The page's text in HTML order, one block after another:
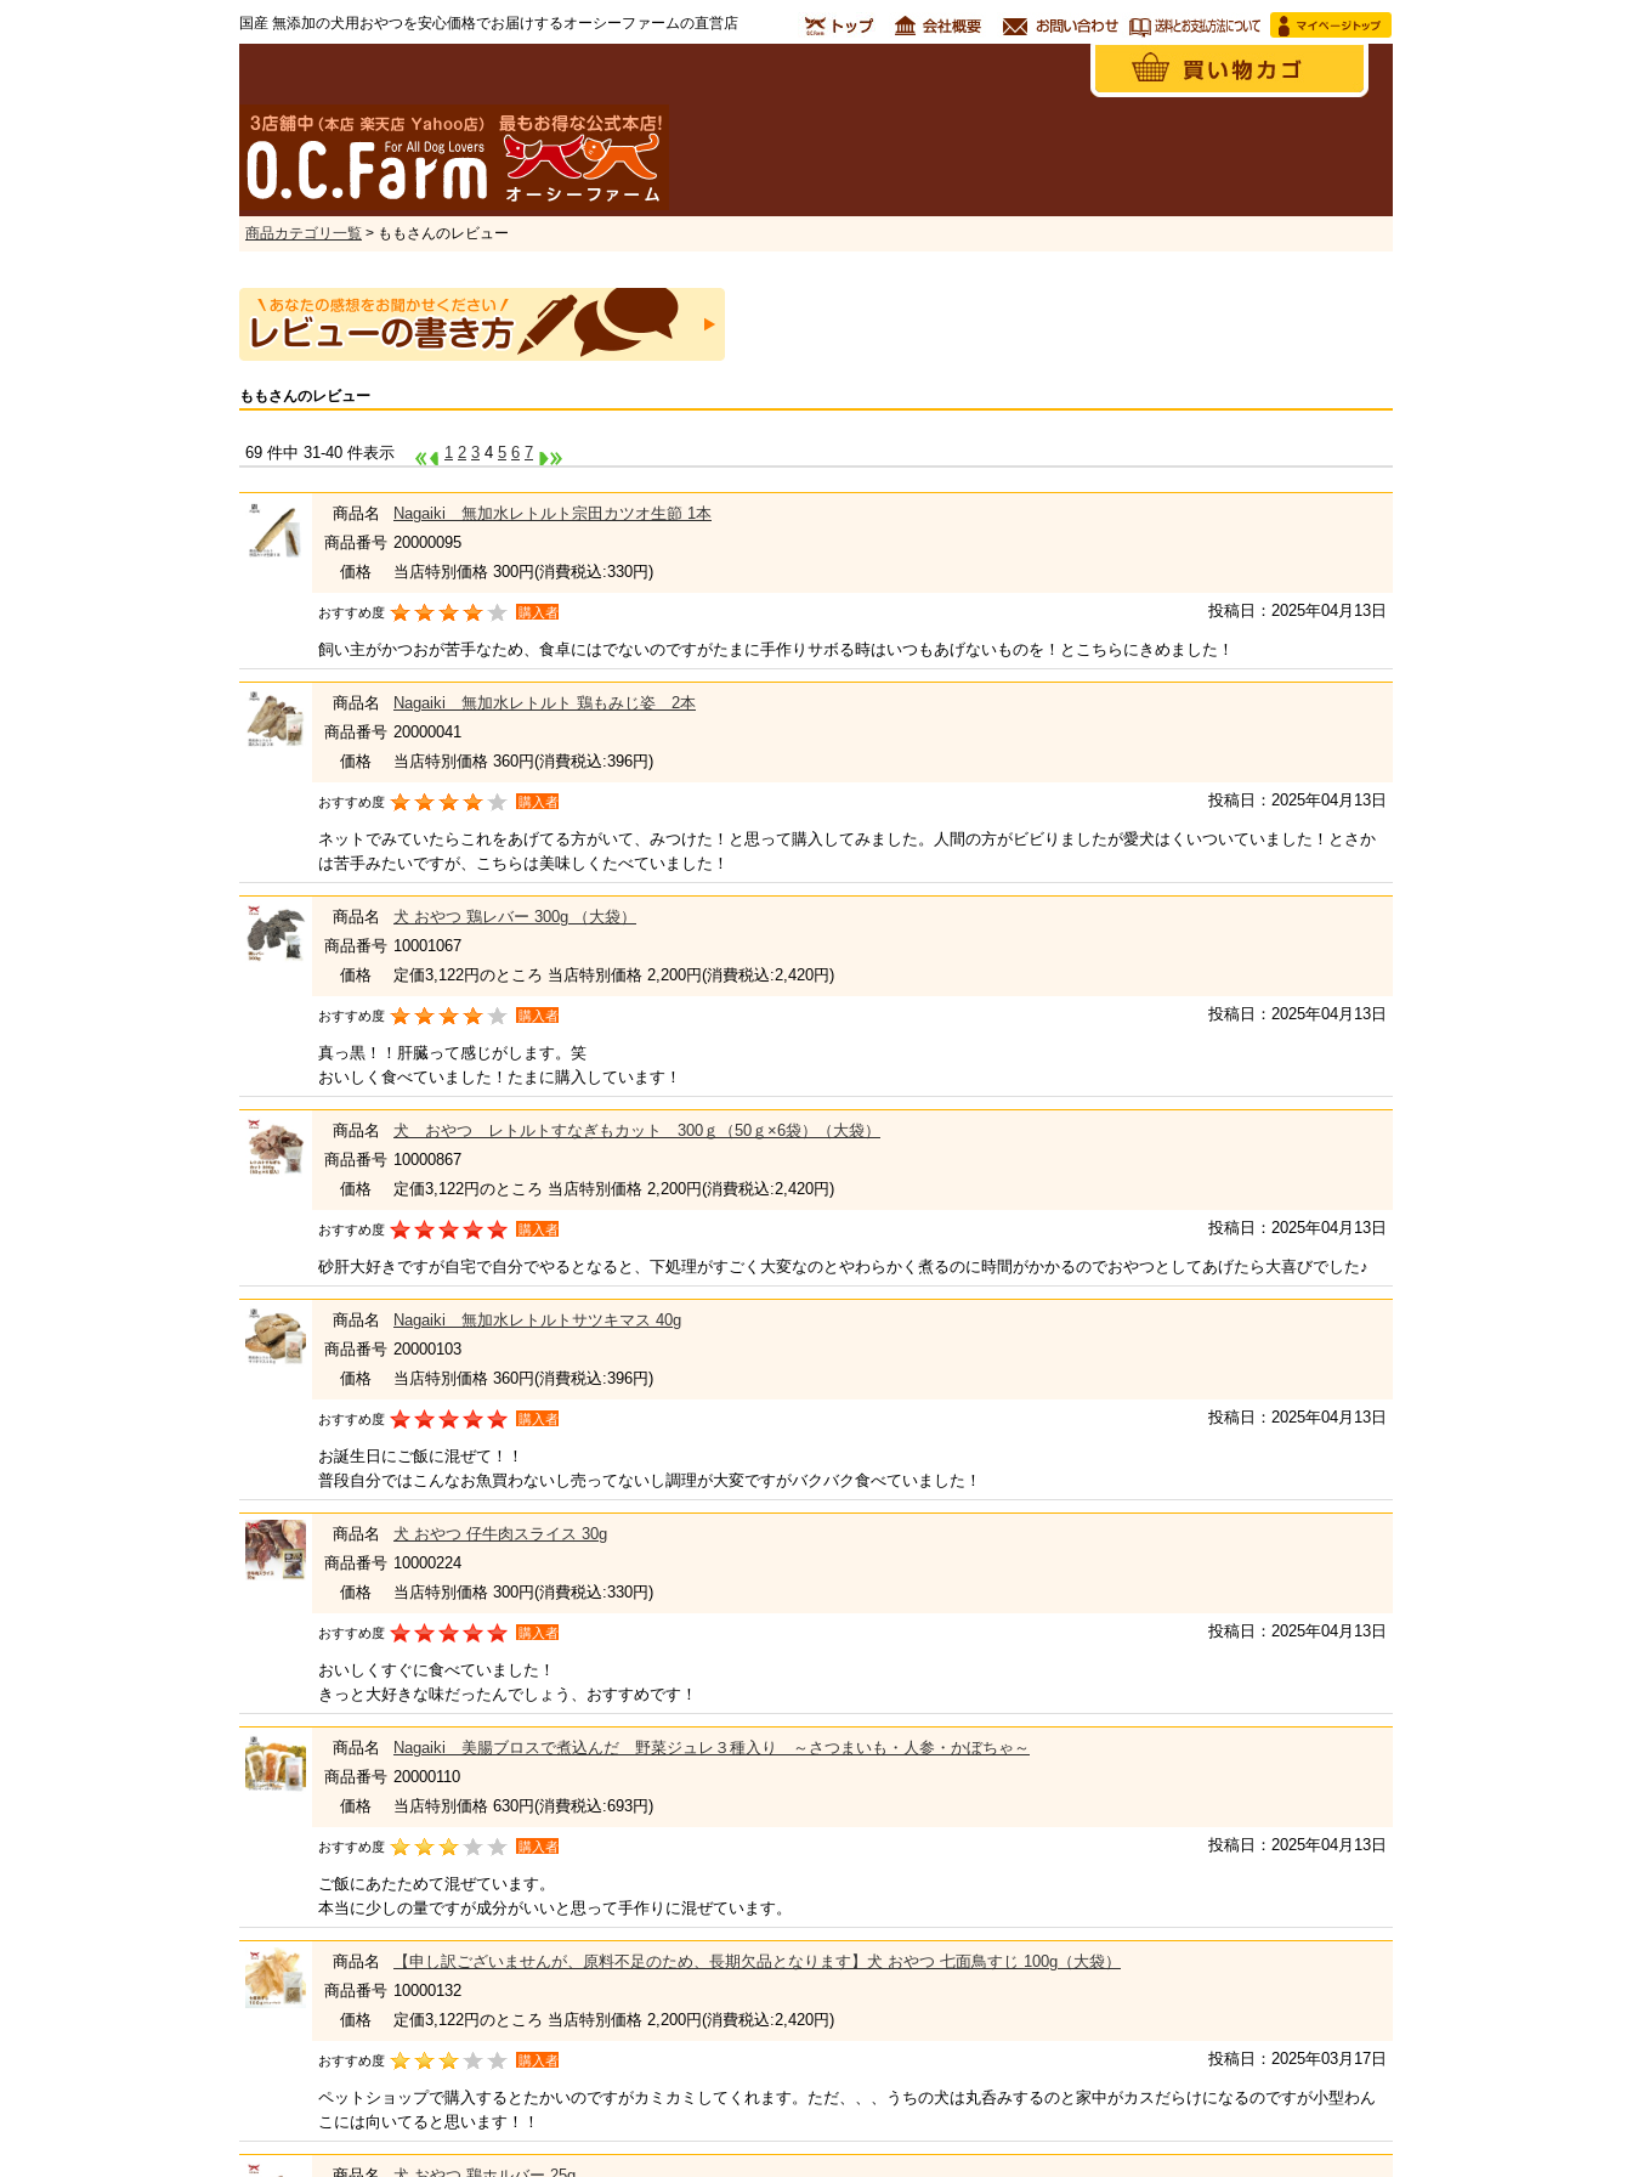
国産 無添加の犬用おやつを安心価格でお届けするオーシーファームの直営店
商品カテゴリ一覧 > ももさんのレビュー
ももさんのレビュー
69 件中 31-40 件表示 1 2 3 4 5 6 7
商品名
Nagaiki 無加水レトルト宗田カツオ生節 1本
商品番号 20000095
価格
当店特別価格 300円(消費税込:330円)
投稿日：2025年04月13日
おすすめ度 購入者
飼い主がかつおが苦手なため、食卓にはでないのですがたまに手作りサボる時はいつもあげないものを！とこちらにきめました！
商品名
Nagaiki 無加水レトルト 鶏もみじ姿 2本
商品番号 20000041
価格
当店特別価格 360円(消費税込:396円)
投稿日：2025年04月13日
おすすめ度 購入者
ネットでみていたらこれをあげてる方がいて、みつけた！と思って購入してみました。人間の方がビビりましたが愛犬はくいついていました！とさか
は苦手みたいですが、こちらは美味しくたべていました！
商品名
犬 おやつ 鶏レバー 300g （大袋）
商品番号 10001067
価格
定価3,122円のところ 当店特別価格 2,200円(消費税込:2,420円)
投稿日：2025年04月13日
おすすめ度 購入者
真っ黒！！肝臓って感じがします。笑
おいしく食べていました！たまに購入しています！
商品名
犬 おやつ レトルトすなぎもカット 300ｇ（50ｇ×6袋）（大袋）
商品番号 10000867
価格
定価3,122円のところ 当店特別価格 2,200円(消費税込:2,420円)
投稿日：2025年04月13日
おすすめ度 購入者
砂肝大好きですが自宅で自分でやるとなると、下処理がすごく大変なのとやわらかく煮るのに時間がかかるのでおやつとしてあげたら大喜びでした♪
商品名
Nagaiki 無加水レトルトサツキマス 40g
商品番号 20000103
価格
当店特別価格 360円(消費税込:396円)
投稿日：2025年04月13日
おすすめ度 購入者
お誕生日にご飯に混ぜて！！
普段自分ではこんなお魚買わないし売ってないし調理が大変ですがバクバク食べていました！
商品名
犬 おやつ 仔牛肉スライス 30g
商品番号 10000224
価格
当店特別価格 300円(消費税込:330円)
投稿日：2025年04月13日
おすすめ度 購入者
おいしくすぐに食べていました！
きっと大好きな味だったんでしょう、おすすめです！
商品名
Nagaiki 美腸ブロスで煮込んだ 野菜ジュレ３種入り ～さつまいも・人参・かぼちゃ～
商品番号 20000110
価格
当店特別価格 630円(消費税込:693円)
投稿日：2025年04月13日
おすすめ度 購入者
ご飯にあたためて混ぜています。
本当に少しの量ですが成分がいいと思って手作りに混ぜています。
商品名
【申し訳ございませんが、原料不足のため、長期欠品となります】犬 おやつ 七面鳥すじ 100g（大袋）
商品番号 10000132
価格
定価3,122円のところ 当店特別価格 2,200円(消費税込:2,420円)
投稿日：2025年03月17日
おすすめ度 購入者
ペットショップで購入するとたかいのですがカミカミしてくれます。ただ、、、うちの犬は丸呑みするのと家中がカスだらけになるのですが小型わん
こには向いてると思います！！